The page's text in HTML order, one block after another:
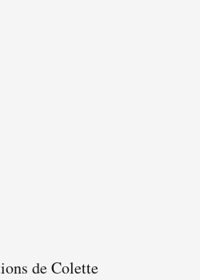
de Colette